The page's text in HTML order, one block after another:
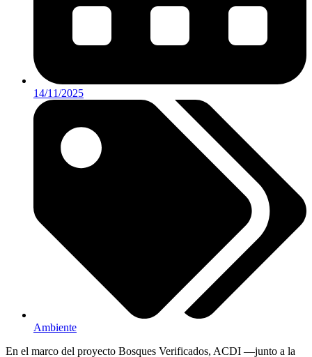
14/11/2025
Ambiente
En el marco del proyecto Bosques Verificados, ACDI —junto a la